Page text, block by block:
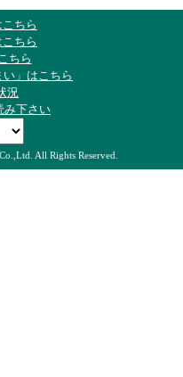
ちら
ちら
ちら
い」はこちら
況
み下さい
All Rights Reserved.